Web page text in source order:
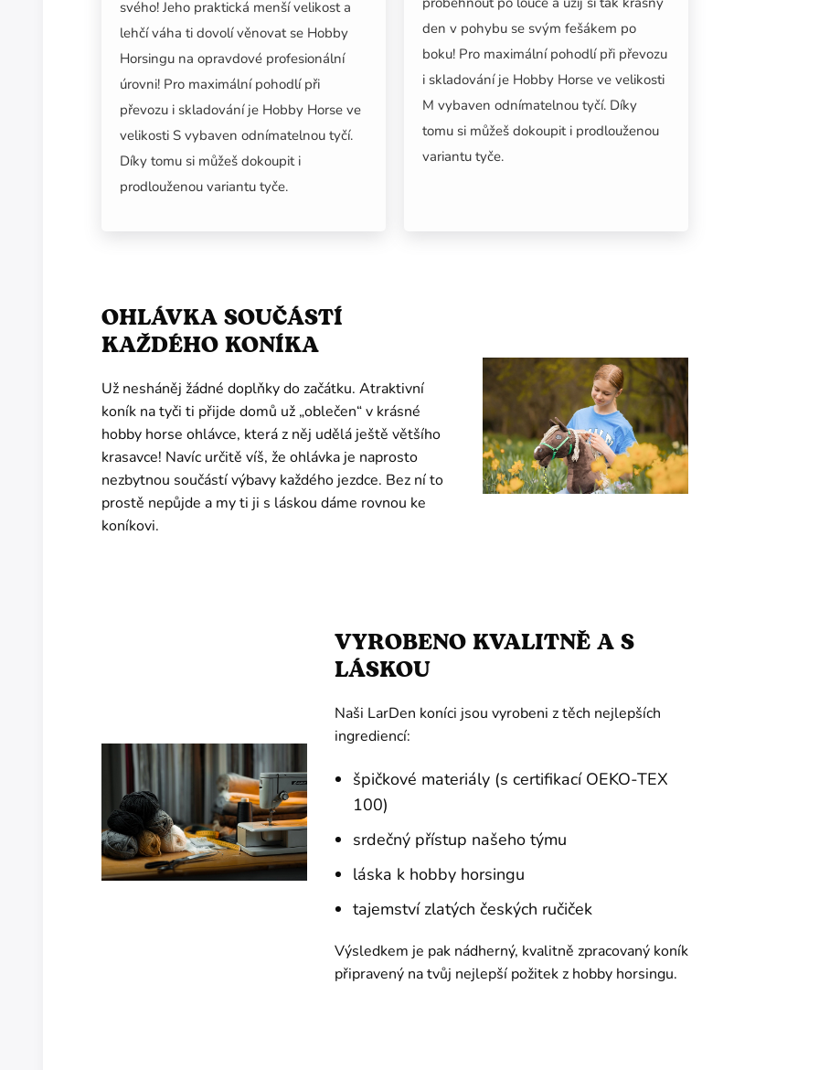
svého! Jeho praktická menší velikost a
lehčí váha ti dovolí věnovat se Hobby
Horsingu na opravdové profesionální
úrovni! Pro maximální pohodlí při
převozu i skladování je Hobby Horse ve
velikosti S vybaven odnímatelnou tyčí.
Díky tomu si můžeš dokoupit i
prodlouženou variantu tyče.
den v pohybu se svým fešákem po
boku! Pro maximální pohodlí při převozu
i skladování je Hobby Horse ve velikosti
M vybaven odnímatelnou tyčí. Díky
tomu si můžeš dokoupit i prodlouženou
variantu tyče.
OHLÁVKA SOUČÁSTÍ
KAŽDÉHO KONÍKA
Už nesháněj žádné doplňky do začátku. Atraktivní
koník na tyči ti přijde domů už „oblečen“ v krásné
hobby horse ohlávce, která z něj udělá ještě většího
krasavce! Navíc určitě víš, že ohlávka je naprosto
nezbytnou součástí výbavy každého jezdce. Bez ní to
prostě nepůjde a my ti ji s láskou dáme rovnou ke
koníkovi.
VYROBENO KVALITNĚ A S
LÁSKOU
Naši LarDen koníci jsou vyrobeni z těch nejlepších
ingrediencí:
špičkové materiály (s certifikací OEKO-TEX
100)
srdečný přístup našeho týmu
láska k hobby horsingu
tajemství zlatých českých ručiček
Výsledkem je pak nádherný, kvalitně zpracovaný koník
připravený na tvůj nejlepší požitek z hobby horsingu.